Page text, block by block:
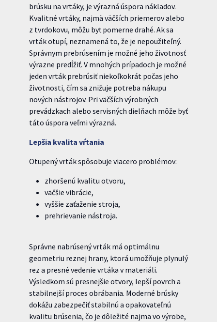
brúsku na vrtáky, je výrazná úspora nákladov.
Kvalitné vrtáky, najmä väčších priemerov alebo
z tvrdokovu, môžu byť pomerne drahé. Ak sa
vrták otupí, neznamená to, že je nepoužiteľný.
Správnym prebrúsením je možné jeho životnosť
výrazne predĺžiť. V mnohých prípadoch je možné
jeden vrták prebrúsiť niekoľkokrát počas jeho
životnosti, čím sa znižuje potreba nákupu
nových nástrojov. Pri väčších výrobných
prevádzkach alebo servisných dielňach môže byť
táto úspora veľmi výrazná.
Lepšia kvalita vŕtania
Otupený vrták spôsobuje viacero problémov:
zhoršenú kvalitu otvoru,
väčšie vibrácie,
vyššie zaťaženie stroja,
prehrievanie nástroja.
Správne nabrúsený vrták má optimálnu
geometriu reznej hrany, ktorá umožňuje plynulý
rez a presné vedenie vrtáka v materiáli.
Výsledkom sú presnejšie otvory, lepší povrch a
stabilnejší proces obrábania. Moderné brúsky
dokážu zabezpečiť stabilnú a opakovateľnú
kvalitu brúsenia, čo je dôležité najmä vo výrobe,